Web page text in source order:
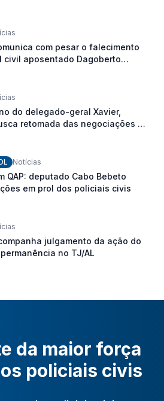
com pesar o falecimento
civil aposentado Dagoberto
do delegado-geral Xavier,
retomada das negociações da
e fortalecimento dos
Notícias
QAP: deputado Cabo Bebeto
em prol dos policiais civis
julgamento da ação do
no TJ/AL
da maior força
policiais civis